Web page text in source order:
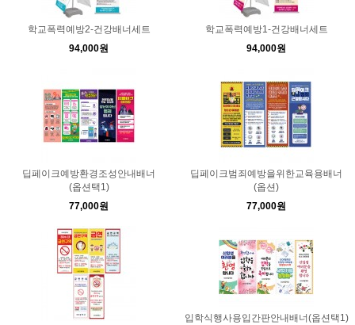
학교폭력예방2-건강배너세트
94,000원
학교폭력예방1-건강배너세트
94,000원
딥페이크예방환경조성안내배너
(옵션택1)
77,000원
딥페이크범죄예방을위한교육용배너
(옵션)
77,000원
입학식행사용입간판안내배너(옵션택1)